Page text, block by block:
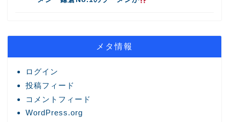
メタ情報
ログイン
投稿フィード
コメントフィード
WordPress.org